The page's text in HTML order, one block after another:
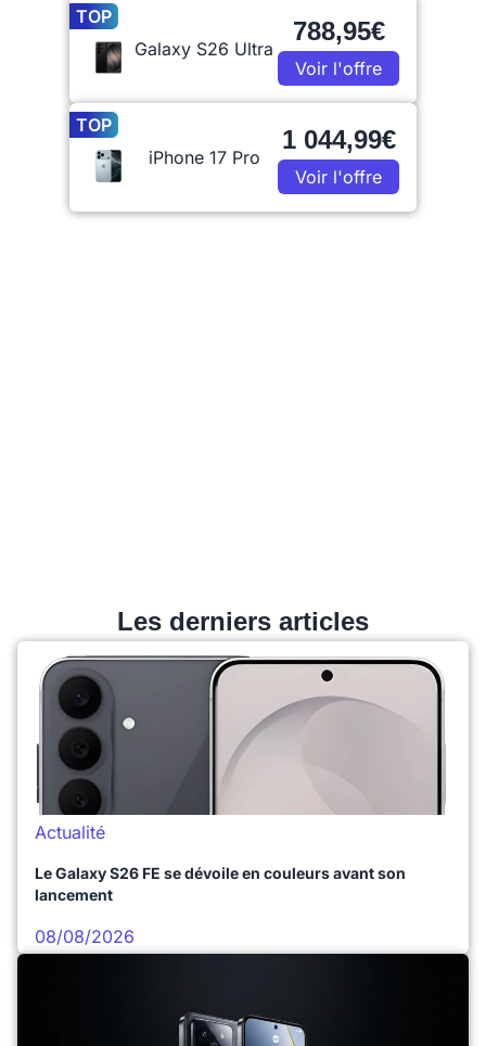
TOP
Galaxy S26 Ultra
788,95€
Voir l'offre
TOP
iPhone 17 Pro
1 044,99€
Voir l'offre
Les derniers articles
Actualité
Le Galaxy S26 FE se dévoile en couleurs avant son
lancement
08/08/2026